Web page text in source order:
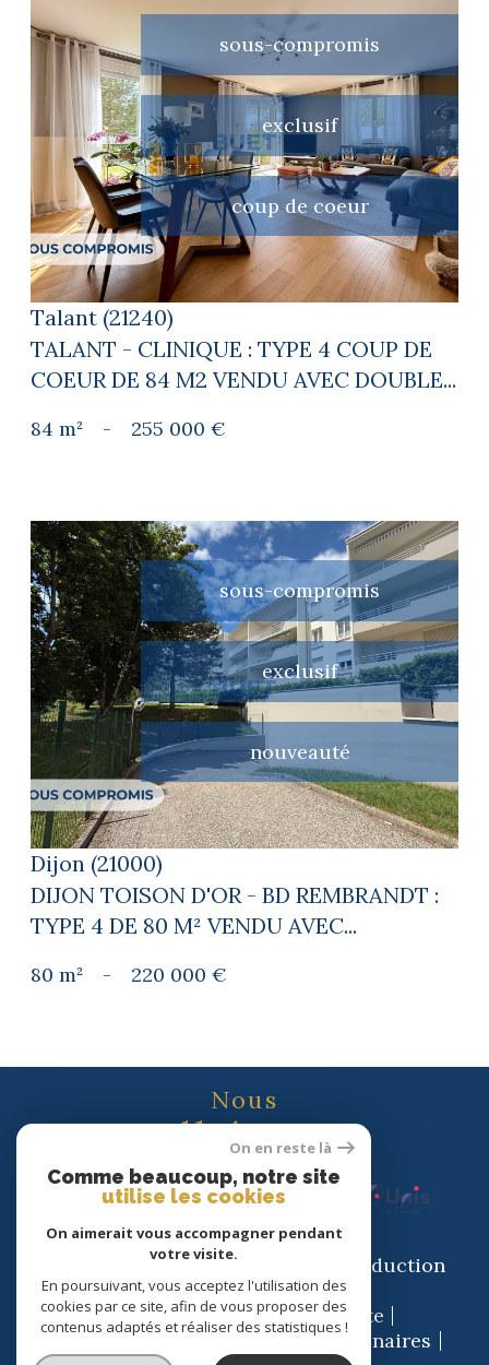
sous-compromis
exclusif
coup de coeur
voir le bien
Talant (21240)
TALANT - CLINIQUE : TYPE 4 COUP DE
COEUR DE 84 M2 VENDU AVEC DOUBLE...
84 m² - 255 000 €
sous-compromis
exclusif
nouveauté
voir le bien
Dijon (21000)
DIJON TOISON D'OR - BD REMBRANDT :
TYPE 4 DE 80 M² VENDU AVEC...
80 m² - 220 000 €
Nous
adhérons
© 2026 | Tous droits réservés | Traduction
powered by Google |
Nos honoraires
Plan du site
Mentions légales
Admin
Partenaires
On en reste là
Comme beaucoup, notre site
utilise les cookies
On aimerait vous accompagner pendant
votre visite.
En poursuivant, vous acceptez l'utilisation des
cookies par ce site, afin de vous proposer des
contenus adaptés et réaliser des statistiques !